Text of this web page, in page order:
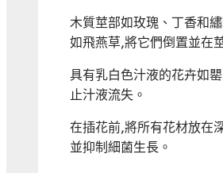
木質莖部如玫瑰、丁香和
如飛燕草,將它們倒置並在
具有乳白色汁液的花卉如
止汁液流失。
在插花前,將所有花材放在
並抑制細菌生長。